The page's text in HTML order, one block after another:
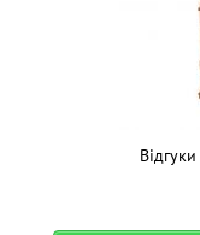
Відгуки